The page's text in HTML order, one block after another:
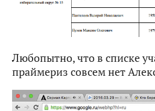
Любопытно, что в списке
праймериз совсем нет